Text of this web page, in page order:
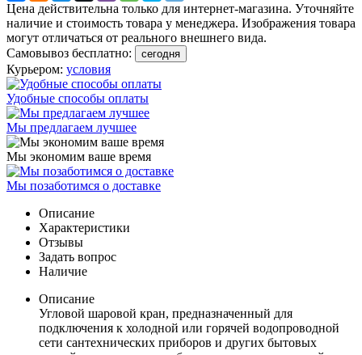
Цена действительна только для интернет-магазина. Уточняйте
наличие и стоимость товара у менеджера. Изображения товара
могут отличаться от реального внешнего вида.
Самовывоз бесплатно:
сегодня
Курьером: условия
Удобные способы оплаты
Мы предлагаем лучшее
Мы экономим ваше время
Мы позаботимся о доставке
Описание
Характеристики
Отзывы
Задать вопрос
Наличие
Описание
Угловой шаровой кран, предназначенный для
подключения к холодной или горячей водопроводной
сети сантехнических приборов и других бытовых